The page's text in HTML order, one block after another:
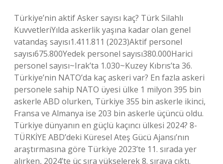
Türkiye’nin aktif Asker sayısı kaç? Türk Silahlı
KuvvetleriYılda askerlik yaşına kadar olan genel
vatandaş sayısı1.411.811 (2023)Aktif personel
sayısı675.800Yedek personel sayısı380.000Harici
personel sayısı~Irak’ta 1.030~Kuzey Kıbrıs’ta 36.
Türkiye’nin NATO’da kaç askeri var? En fazla askeri
personele sahip NATO üyesi ülke 1 milyon 395 bin
askerle ABD olurken, Türkiye 355 bin askerle ikinci,
Fransa ve Almanya ise 203 bin askerle üçüncü oldu.
Türkiye dünyanın en güçlü kaçıncı ülkesi 2024? 8-
TÜRKİYE ABD’deki Küresel Ateş Gücü Ajansı’nın
araştırmasına göre Türkiye 2023’te 11. sırada yer
alırken, 2024’te üç sıra yükselerek 8. sıraya çıktı.